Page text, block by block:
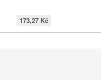
173,27 Kč